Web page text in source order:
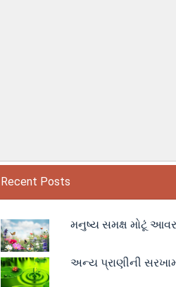
Recent Posts
મનુષ્ય સમક્ષ મોટૂં
અન્ય પ્રાણીની